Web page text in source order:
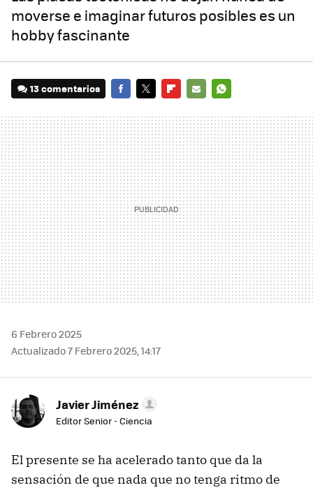
moverse e imaginar futuros posibles es un
hobby fascinante
13 comentarios
MAIL
6 Febrero 2025
Actualizado 7 Febrero 2025, 14:17
Javier Jiménez
Editor Senior - Ciencia
El presente se ha acelerado tanto que da la
sensación de que nada que no tenga ritmo de